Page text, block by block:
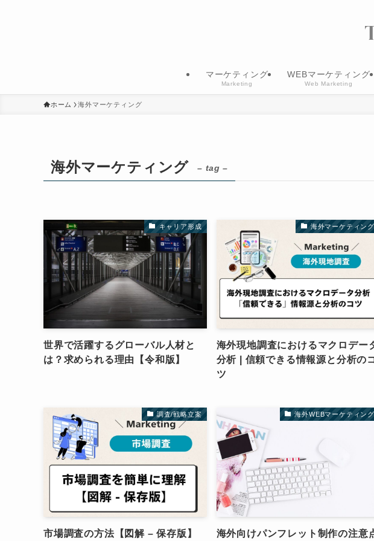
マーケティング
Marketing
WEBマーケティング
Web Marketing
ホーム 海外マーケティング
海外マーケティング – tag –
キャリア形成
世界で活躍するグローバル人材と
は？求められる理由【令和版】
海外マーケティン
海外現地調査におけるマクロデー
分析 | 信頼できる情報源と分析の
ツ
調査/戦略立案
市場調査の方法【図解 – 保存版】
海外WEBマーケティン
海外向けパンフレット制作の注意